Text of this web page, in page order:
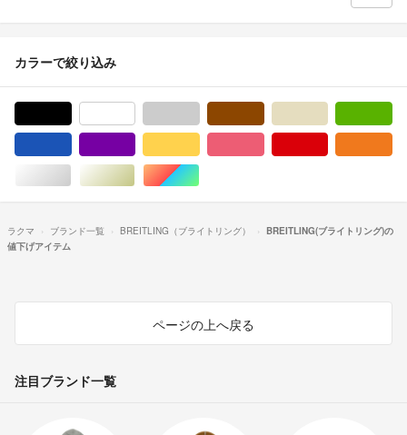
カラーで絞り込み
シルバー/銀色系ゴールド/金色系マルチカラー
ラクマ ブランド一覧 BREITLING（ブライトリング）
BREITLING(ブライトリング)の
値下げアイテム
ページの上へ戻る
注目ブランド一覧